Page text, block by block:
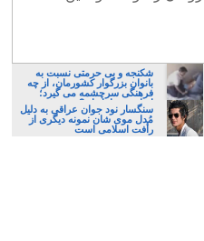
شکنجه و بی حرمتی نسبت به
بانوان بزرگوار کشورمان، از چه
فرهنگی سرچشمه می گیرد؛
ایرانی، و یا تازیان؟
سنگسار نود جوان عراقی به دلیل
مُدل موی شان نمونه دیگری از
رأفت اسلامی است